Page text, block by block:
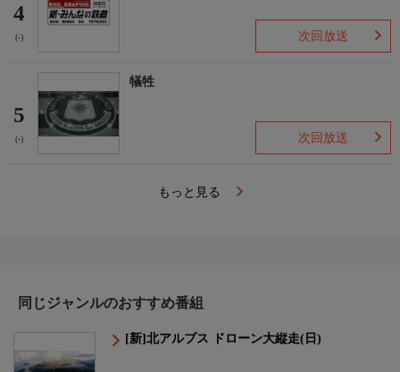
4
(-) 次回放送
5
(-)
犠牲
次回放送
もっと見る
同じジャンルのおすすめ番組
[新]北アルプス ドローン大縦走(日)